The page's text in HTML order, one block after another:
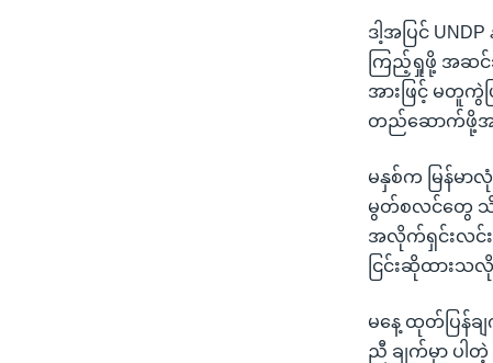
ဒါ့အပြင်
ကြည့်ရှုဖို့ အဆင်
အားဖြင့် မတူကွဲ
တည်ဆောက်ဖို့အတွ
မနှစ်က မြန်မာ
မွတ်စလင်တွေ သိ
အလိုက်ရှင်းလင်း
ငြင်းဆိုထားသ
မနေ့ ထုတ်ပြန်
ညီ ချက်မှာ ပါ